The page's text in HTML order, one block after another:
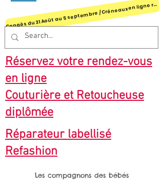
Congès du 31 Août au 5 septembre / Créneaux en ligne réservables
Réservez votre rendez-vous
en ligne
Couturière et Retoucheuse
diplômée
Réparateur labellisé
Refashion
Les compagnons des bébés